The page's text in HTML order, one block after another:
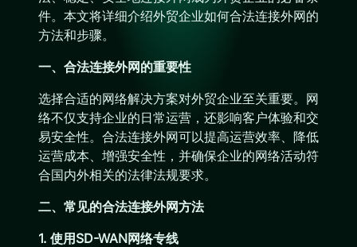
件。本文将详细介绍外贸企业如何合法连接外网的
方法和步骤。
一、合法连接外网的重要性
选择合适的网络解决方案对外贸企业至关重要。网
络不仅支持企业的日常运营，还影响客户体验和交
易安全性。合法连接外网可以提高运营效率、降低
运营成本、增强安全性，并确保企业的网络活动符
合国内外相关的法律法规要求。
二、常见的合法连接外网方法
1. 使用SD-WAN网络专线